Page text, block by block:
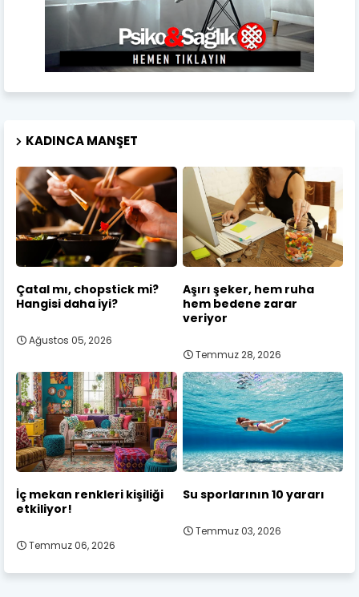
KADINCA MANŞET
Çatal mı, chopstick mi?
Hangisi daha iyi?
Ağustos 05, 2026
Aşırı şeker, hem ruha
hem bedene zarar
veriyor
Temmuz 28, 2026
İç mekan renkleri kişiliği
etkiliyor!
Temmuz 06, 2026
Su sporlarının 10 yararı
Temmuz 03, 2026